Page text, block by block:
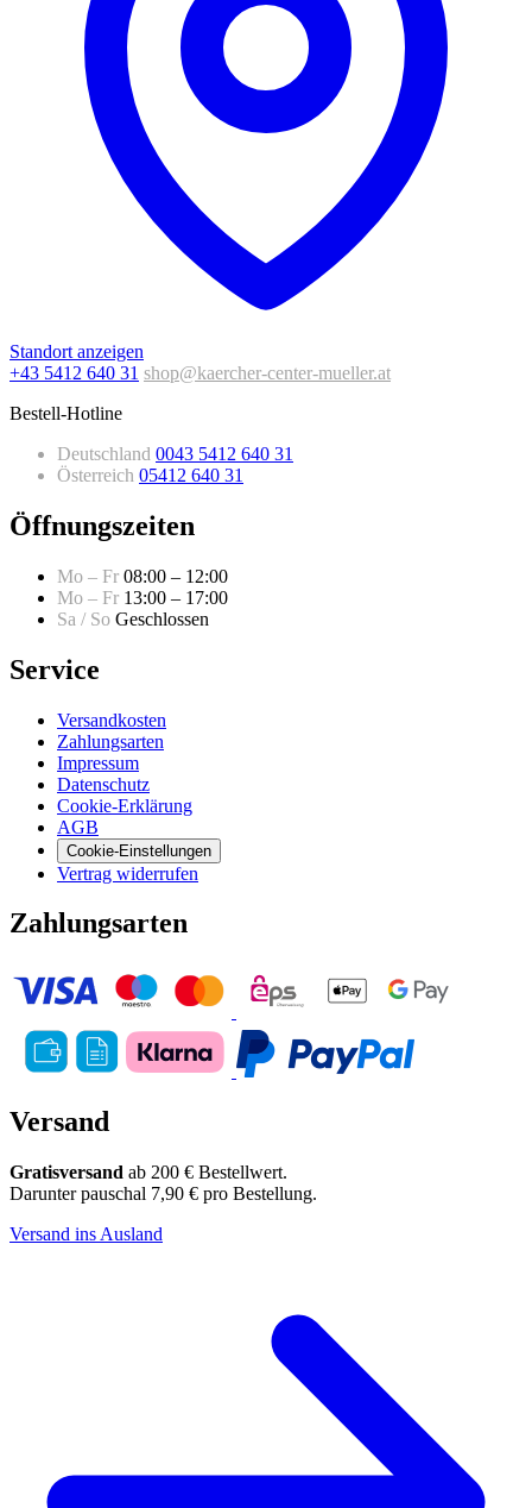
Standort anzeigen
+43 5412 640 31 shop@kaercher-center-mueller.at
Bestell-Hotline
Deutschland 0043 5412 640 31
Österreich 05412 640 31
Öffnungszeiten
Mo – Fr 08:00 – 12:00
Mo – Fr 13:00 – 17:00
Sa / So Geschlossen
Service
Versandkosten
Zahlungsarten
Impressum
Datenschutz
Cookie-Erklärung
AGB
Cookie-Einstellungen
Vertrag widerrufen
Zahlungsarten
Versand
Gratisversand ab 200 € Bestellwert.
Darunter pauschal 7,90 € pro Bestellung.
Versand ins Ausland